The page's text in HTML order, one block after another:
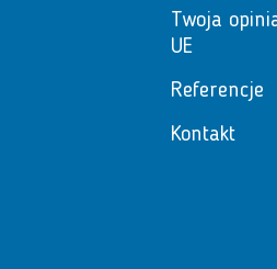
Twoja
UE
Referencje
Kontakt